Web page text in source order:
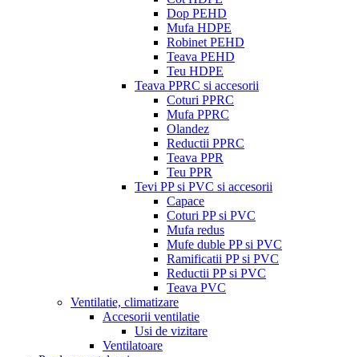
Dop PEHD
Mufa HDPE
Robinet PEHD
Teava PEHD
Teu HDPE
Teava PPRC si accesorii
Coturi PPRC
Mufa PPRC
Olandez
Reductii PPRC
Teava PPR
Teu PPR
Tevi PP si PVC si accesorii
Capace
Coturi PP si PVC
Mufa redus
Mufe duble PP si PVC
Ramificatii PP si PVC
Reductii PP si PVC
Teava PVC
Ventilatie, climatizare
Accesorii ventilatie
Usi de vizitare
Ventilatoare